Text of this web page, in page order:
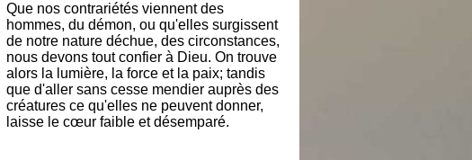
Que nos contrariétés viennent des
hommes, du démon, ou qu'elles surgissent
de notre nature déchue, des circonstances,
nous devons tout confier à Dieu. On trouve
alors la lumière, la force et la paix; tandis
que d'aller sans cesse mendier auprès des
créatures ce qu'elles ne peuvent donner,
laisse le cœur faible et désemparé.